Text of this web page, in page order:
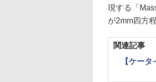
現する「
が2mm四方
関連記事
【ケー